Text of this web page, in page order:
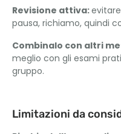
Revisione attiva:
pausa, richiamo, quindi
Combinalo con altri
meglio con gli esami
gruppo.
Limitazioni da